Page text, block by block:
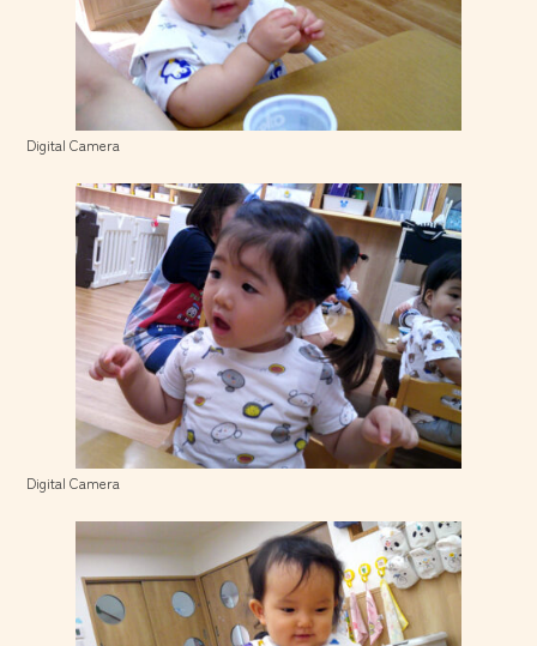
Digital Camera
Digital Camera